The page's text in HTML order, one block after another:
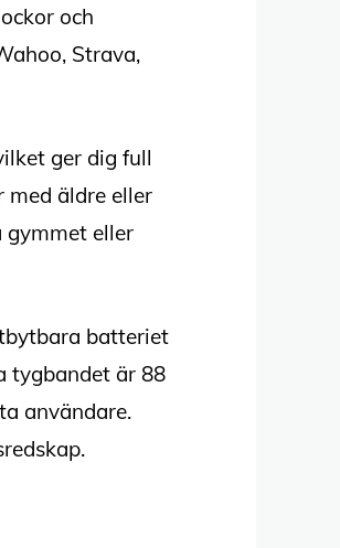
och
Strava,
ger dig full
med äldre eller
eller
batteriet
tygbandet är 88
användare.